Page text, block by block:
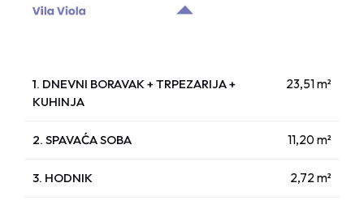
1. DNEVNI BORAVAK + TRPEZARIJA +
KUHINJA
23,51 m²
2. SPAVAĆA SOBA 11,20 m²
3. HODNIK 2,72 m²